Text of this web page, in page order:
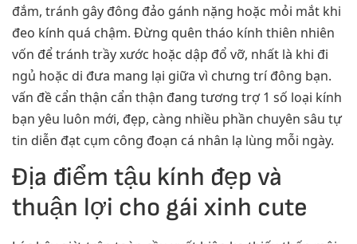
đắm, tránh gây đông đảo gánh nặng hoặc mỏi mắt khi
đeo kính quá chậm. Đừng quên tháo kính thiên nhiên
vốn để tránh trầy xước hoặc dập đổ vỡ, nhất là khi đi
ngủ hoặc di đưa mang lại giữa vì chưng trí đông bạn.
vấn đề cẩn thận cẩn thận đang tương trợ 1 số loại kính
bạn yêu luôn mới, đẹp, càng nhiều phần chuyên sâu tự
tin diễn đạt cụm công đoạn cá nhân lạ lùng mỗi ngày.
Địa điểm tậu kính đẹp và
thuận lợi cho gái xinh cute